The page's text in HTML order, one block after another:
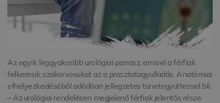
Az egyik leggyakoribb urológiai panasz, amivel a férfiak
felkeresik szakorvosukat az a prosztatagyulladás. Anatómiai
elhelyezkedéséből adódóan jellegzetes tünetegyüttessel bír.
– Az urológiai rendelésen megjelenő férfiak jelentős része